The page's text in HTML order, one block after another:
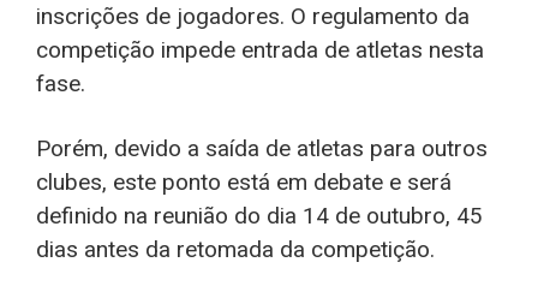
inscrições de jogadores. O regulamento da
competição impede entrada de atletas nesta
fase.
Porém, devido a saída de atletas para outros
clubes, este ponto está em debate e será
definido na reunião do dia 14 de outubro, 45
dias antes da retomada da competição.